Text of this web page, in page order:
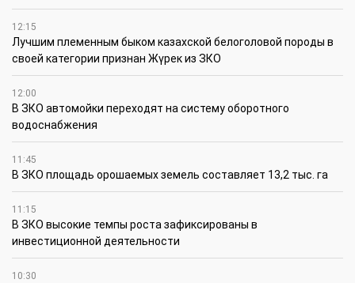
12:15
Лучшим племенным быком казахской белоголовой породы в
своей категории признан Жүрек из ЗКО
12:00
В ЗКО автомойки переходят на систему оборотного
водоснабжения
11:45
В ЗКО площадь орошаемых земель составляет 13,2 тыс. га
11:15
В ЗКО высокие темпы роста зафиксированы в
инвестиционной деятельности
10:30